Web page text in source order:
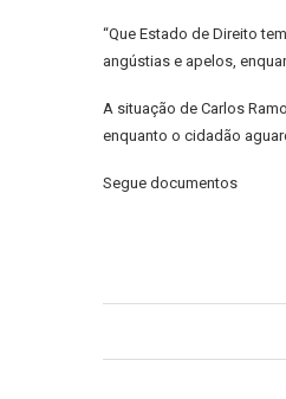
“Que Estado de Direito
angústias e apelos,
A situação de Carlos
enquanto o cidadão
Segue documentos